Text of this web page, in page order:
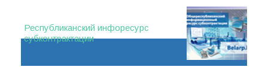
Республиканский инфоресурс
субконтрактации